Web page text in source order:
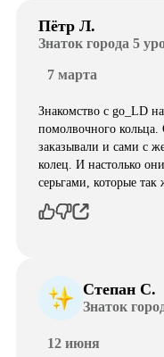
Пётр Л.
Знаток города 5
7 марта
Знакомство с go_LD
помолвочного
заказывали и сами с
колец. И настолько
серьгами, которые так
Степан С.
Знаток
12 июня